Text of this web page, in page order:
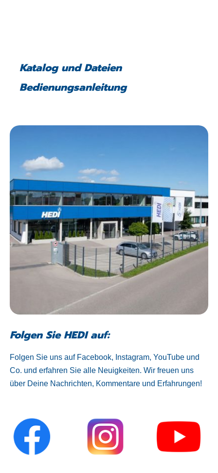
Katalog und Dateien
Bedienungsanleitung
Folgen Sie HEDI auf:
Folgen Sie uns auf Facebook, Instagram, YouTube und
Co. und erfahren Sie alle Neuigkeiten. Wir freuen uns
über Deine Nachrichten, Kommentare und Erfahrungen!